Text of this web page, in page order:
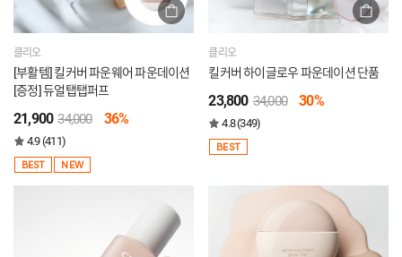
클리오
[부활템] 킬커버 파운웨어 파운데이션
[증정] 듀얼탭탭퍼프
21,900 34,000 36%
4.9 (411)
BEST NEW
클리오
킬커버 하이글로우 파운데이션 단품
23,800 34,000 30%
4.8 (349)
BEST